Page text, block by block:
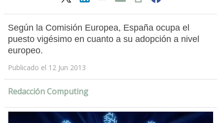
Según la Comisión Europea, España ocupa el
puesto vigésimo en cuanto a su adopción a nivel
europeo.
Publicado el 12 Jun 2013
Redacción Computing